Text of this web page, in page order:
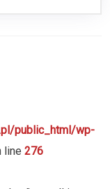
public_html/wp-
line 276